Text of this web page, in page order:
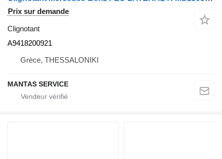
Prix sur demande
Clignotant
A9418200921
Grèce, THESSALONIKI
MANTAS SERVICE